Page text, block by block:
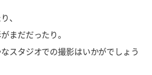
、
まだだったり。
スタジオでの撮影はいかがでしょう